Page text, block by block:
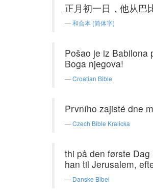
正月初一日，他从巴
和合本 (简体字)
Pošao je iz Babilona
Boga njegova!
Croatian Bible
Prvního zajisté dne
Czech Bible Kralicka
thi på den første
han til Jerusalem,
Danske Bibel